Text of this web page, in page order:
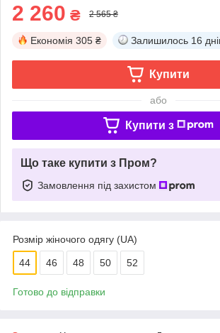
2 260 ₴ 2 565 ₴
Економія 305 ₴ Залишилось 16
Купити
або
Купити з
Що таке купити з Пром?
Замовлення під захистом
Розмір жіночого одягу (UA)
44 46 48 50 52
Готово до відправки